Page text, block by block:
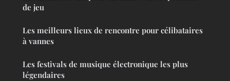
de jeu
Les meilleurs lieux de rencontre pour célibataires
à vannes
Les festivals de musique électronique les plus
légendaires